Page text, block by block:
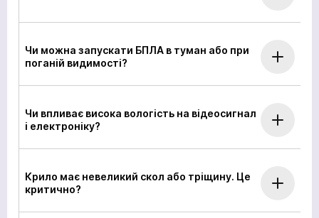
Чи можна запускати БПЛА в туман або при
поганій видимості?
Чи впливає висока вологість на відеосигнал
і електроніку?
Крило має невеликий скол або тріщину. Це
критично?
Відправити
Ми в соціальних мережах
Ваше замовлення прийнято
Очікуйте на дзвінок. З вами зв’яжуться наші
Продовжити покупки
Ваша заявка прийнята
Очікуйте на дзвінок. З вами зв’яжуться наші
На головну
Ваша заявка прийнята
Очікуйте на дзвінок. З вами зв’яжуться наші